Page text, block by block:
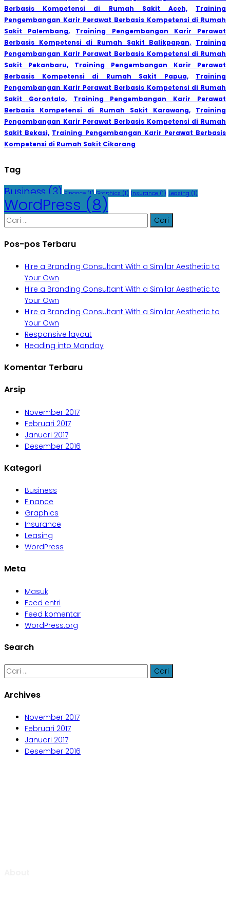
Berbasis Kompetensi di Rumah Sakit Aceh,
Training
Pengembangan Karir Perawat Berbasis Kompetensi di Rumah
Sakit Palembang,
Training Pengembangan Karir Perawat
Berbasis Kompetensi di Rumah Sakit Balikpapan, Training
Pengembangan Karir Perawat Berbasis Kompetensi di Rumah
Sakit Pekanbaru,
Training Pengembangan Karir Perawat
Berbasis Kompetensi di Rumah Sakit Papua,
Training
Pengembangan Karir Perawat Berbasis Kompetensi di Rumah
Sakit Gorontalo,
Training Pengembangan Karir Perawat
Berbasis Kompetensi di Rumah Sakit Karawang,
Training
Pengembangan Karir Perawat Berbasis Kompetensi di Rumah
Sakit Bekasi, Training Pengembangan Karir Perawat Berbasis
Kompetensi di Rumah Sakit Cikarang
Tag
Business (3) Finance (1) Graphics (1) Insurance (1) Leasing (1)
WordPress (8)
Cari
untuk:
Pos-pos Terbaru
Hire a Branding Consultant With a Similar Aesthetic to
Your Own
Hire a Branding Consultant With a Similar Aesthetic to
Your Own
Hire a Branding Consultant With a Similar Aesthetic to
Your Own
Responsive layout
Heading into Monday
Komentar Terbaru
Arsip
November 2017
Februari 2017
Januari 2017
Desember 2016
Kategori
Business
Finance
Graphics
Insurance
Leasing
WordPress
Meta
Masuk
Feed entri
Feed komentar
WordPress.org
Search
Cari
untuk:
Archives
November 2017
Februari 2017
Januari 2017
Desember 2016